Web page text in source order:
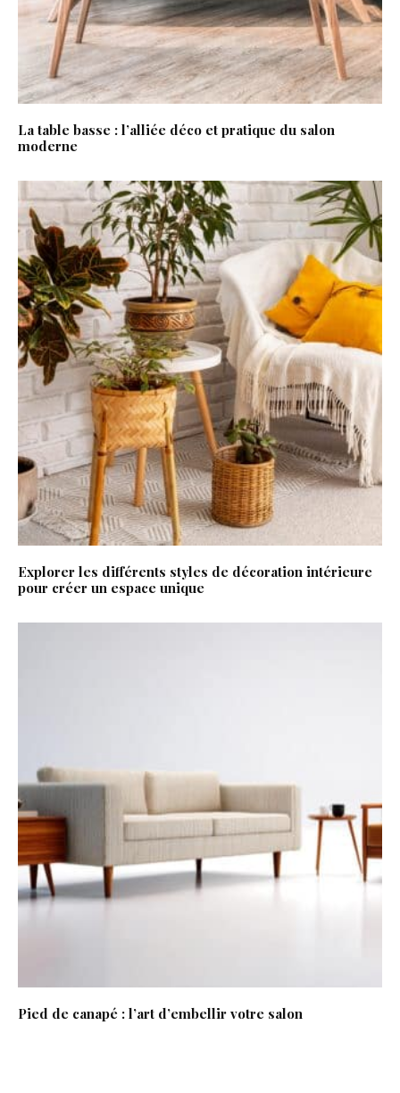
La table basse : l’alliée déco et pratique du salon
moderne
Explorer les différents styles de décoration intérieure
pour créer un espace unique
Pied de canapé : l’art d’embellir votre salon